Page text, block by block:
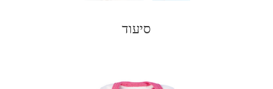
סיעוד